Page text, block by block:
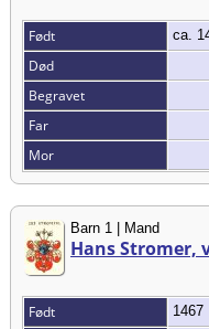
Født ca.
Død
Begravet
Far
Mor
Barn 1 | Mand
Hans Stromer,
Født 1467